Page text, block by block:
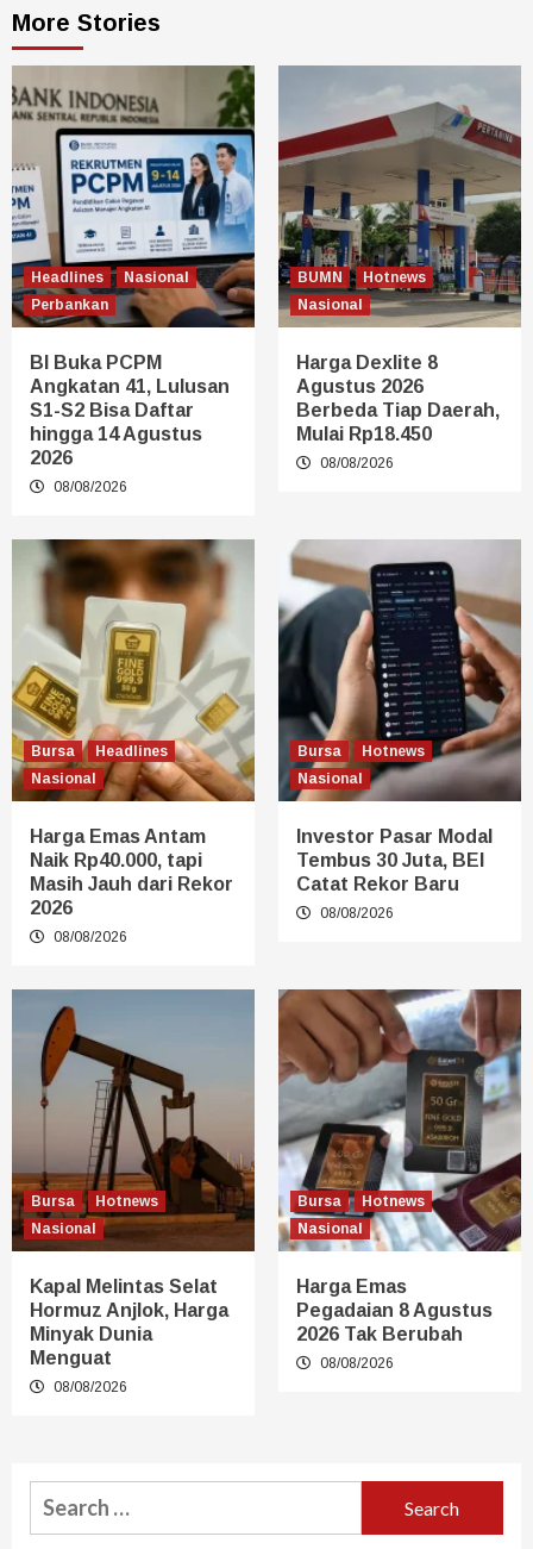
More Stories
Headlines
Nasional
Perbankan
BI Buka PCPM
Angkatan 41, Lulusan
S1-S2 Bisa Daftar
hingga 14 Agustus
2026
08/08/2026
BUMN
Hotnews
Nasional
Harga Dexlite 8
Agustus 2026
Berbeda Tiap Daerah,
Mulai Rp18.450
08/08/2026
Bursa
Headlines
Nasional
Harga Emas Antam
Naik Rp40.000, tapi
Masih Jauh dari Rekor
2026
08/08/2026
Bursa
Hotnews
Nasional
Investor Pasar Modal
Tembus 30 Juta, BEI
Catat Rekor Baru
08/08/2026
Bursa
Hotnews
Nasional
Kapal Melintas Selat
Hormuz Anjlok, Harga
Minyak Dunia
Menguat
08/08/2026
Bursa
Hotnews
Nasional
Harga Emas
Pegadaian 8 Agustus
2026 Tak Berubah
08/08/2026